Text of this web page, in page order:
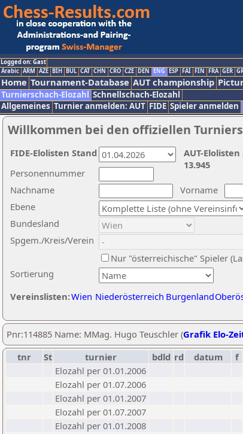
Logged on: Gast
Arabic ARM AZE BIH BUL CAT CHN CRO CZE DEN ENG ESP FAI FIN FRA GER
Home Tournament-Database AUT championship
Turnierschach-Elozahl Schnellschach-Elozahl
Allgemeines Turnier anmelden: AUT FIDE Spieler anmelden
Willkommen bei den offiziellen
Nachname
Vorname
Ebene
Sortierung
Personennummer
Bundesland
Spgem./Kreis/Verein
Nur "österreichische" Spieler
Vereinslisten:Wien Niederösterreich Burgenland
AUT-
13.945
FIDE-Elolisten Stand
Pnr:114885 Name: MMag. Hugo Teuschler (Grafik Elo-
tnr
St turnier bdld rd datum f
Elozahl per 01.01.2006
Elozahl per 01.07.2006
Elozahl per 01.01.2007
Elozahl per 01.07.2007
Elozahl per 01.01.2008